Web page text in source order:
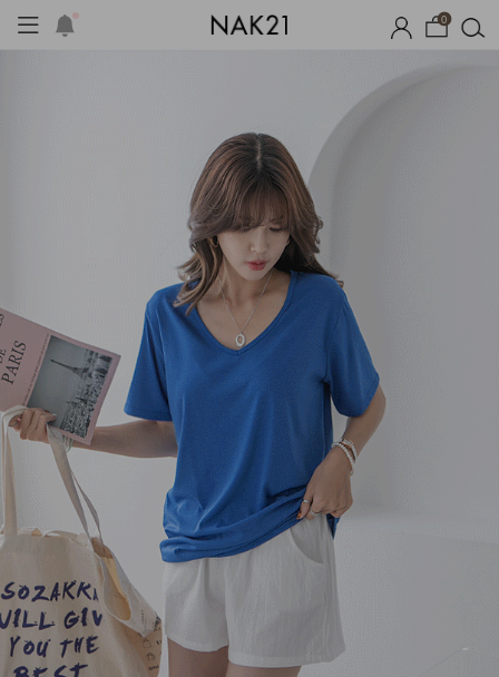
0
1+1 기획세트 자체제작 여름 잠옷